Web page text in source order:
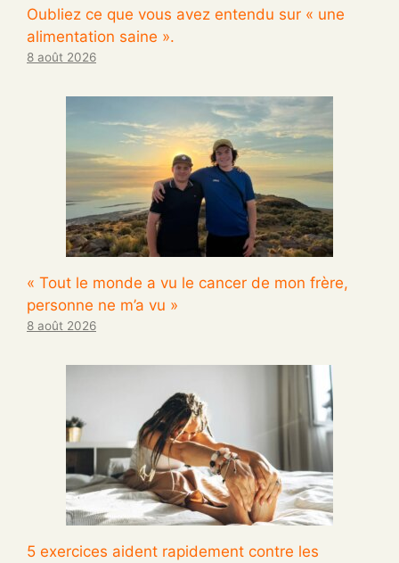
Oubliez ce que vous avez entendu sur « une
alimentation saine ».
8 août 2026
« Tout le monde a vu le cancer de mon frère,
personne ne m’a vu »
8 août 2026
5 exercices aident rapidement contre les